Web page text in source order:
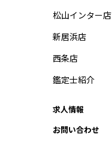
松山インター店
新居浜店
西条店
鑑定士紹介
求人情報
お問い合わせ